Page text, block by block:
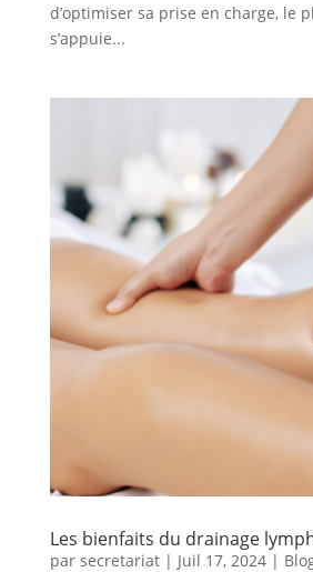
d’optimiser sa prise en charge, le
s’appuie...
Les bienfaits du drainage
par secretariat| Juil 17, 2024|